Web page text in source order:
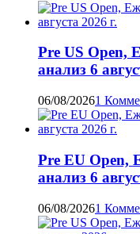
Pre US Open,
анализ 6
06/08/20261
Pre EU Open,
анализ 6
06/08/20261